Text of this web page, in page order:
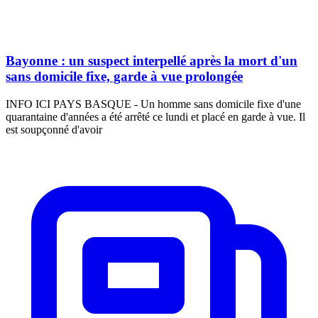
Bayonne : un suspect interpellé après la mort d'un
sans domicile fixe, garde à vue prolongée
INFO ICI PAYS BASQUE - Un homme sans domicile fixe d'une
quarantaine d'années a été arrêté ce lundi et placé en garde à vue. Il
est soupçonné d'avoir